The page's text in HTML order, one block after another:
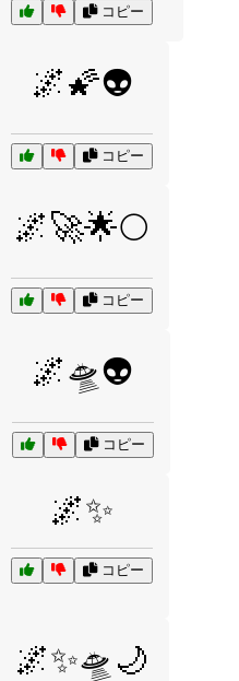
コピー
🌌🌠👽
コピー
🌌🚀🌟🌕
コピー
🌌🛸👽
コピー
🌌✨
コピー
🌌✨🛸🌙